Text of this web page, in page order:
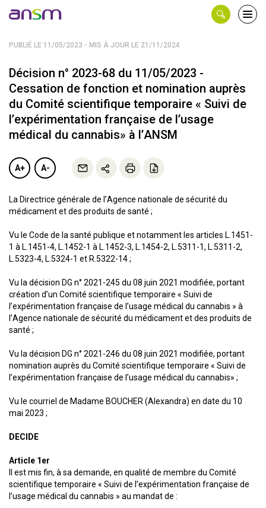
PUBLIÉ LE 11/05/2023 - MIS À JOUR LE 21/11/2024
Décision n° 2023-68 du 11/05/2023 -
Cessation de fonction et nomination auprès
du Comité scientifique temporaire « Suivi de
l’expérimentation française de l’usage
médical du cannabis» à l’ANSM
A+ A-
La Directrice générale de l’Agence nationale de sécurité du
médicament et des produits de santé ;
Vu le Code de la santé publique et notamment les articles L.1451-
1 à L.1451-4, L.1452-1 à L.1452-3, L.1454-2, L.5311-1, L.5311-2,
L.5323-4, L.5324-1 et R.5322-14 ;
Vu la décision DG n° 2021-245 du 08 juin 2021 modifiée, portant
création d’un Comité scientifique temporaire « Suivi de
l’expérimentation française de l’usage médical du cannabis » à
l’Agence nationale de sécurité du médicament et des produits de
santé ;
Vu la décision DG n° 2021-246 du 08 juin 2021 modifiée, portant
nomination auprès du Comité scientifique temporaire « Suivi de
l’expérimentation française de l’usage médical du cannabis» ;
Vu le courriel de Madame BOUCHER (Alexandra) en date du 10
mai 2023 ;
DECIDE
Article 1er
Il est mis fin, à sa demande, en qualité de membre du Comité
scientifique temporaire « Suivi de l’expérimentation française de
l’usage médical du cannabis » au mandat de :